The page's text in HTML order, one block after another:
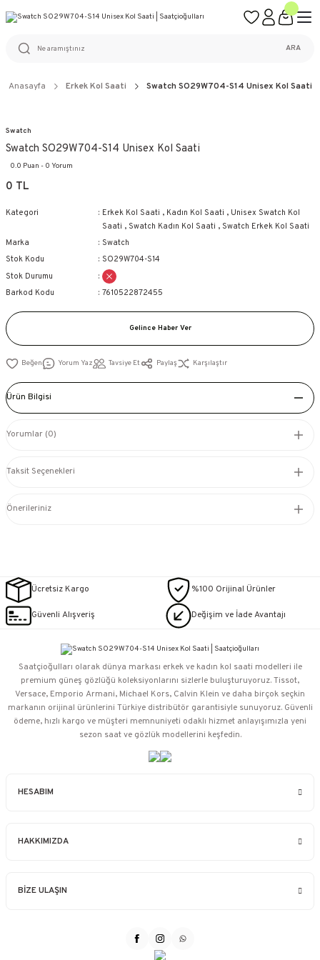
%100 ORİJİNAL ÜRÜN GARANTİSİ
ARA
Anasayfa Erkek Kol Saati Swatch SO29W704-S14 Unisex Kol Saati
Swatch
Swatch SO29W704-S14 Unisex Kol Saati
0.0 Puan - 0 Yorum
0 TL
Kategori Erkek Kol Saati , Kadın Kol Saati , Unisex Swatch Kol
Saati , Swatch Kadın Kol Saati , Swatch Erkek Kol Saati
Marka
Swatch
Stok Kodu
SO29W704-S14
Stok Durumu
Barkod Kodu
7610522872455
Gelince Haber Ver
Yorum Yaz Tavsiye Et Paylaş Karşılaştır
Ürün Bilgisi
Yorumlar (0)
Taksit Seçenekleri
Önerileriniz
Ücretsiz Kargo %100 Orijinal Ürünler
Güvenli Alışveriş Değişim ve İade Avantajı
HESABIM
HAKKIMIZDA
BİZE ULAŞIN
Saatçioğulları⁠ olarak dünya markası erkek ve kadın kol saati modelleri ile
premium güneş gözlüğü koleksiyonlarını sizlerle buluşturuyoruz. Tissot,
Versace, Emporio Armani, Michael Kors, Calvin Klein ve daha birçok seçkin
markanın orijinal ürünlerini Türkiye distribütör garantisiyle sunuyoruz. Güvenli
ödeme, hızlı kargo ve müşteri memnuniyeti odaklı hizmet anlayışımızla yeni
sezon saat ve gözlük modellerini keşfedin.